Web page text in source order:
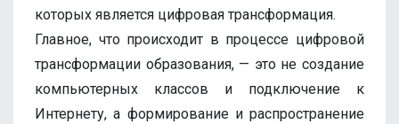
которых является цифровая трансформация.
Главное, что происходит в процессе цифровой
трансформации образования, — это не создание
компьютерных классов и подключение к
Интернету, а формирование и распространение